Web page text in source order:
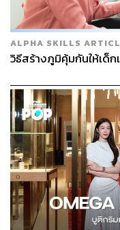
ALPHA SKILLS
วิธีสร้างภูมิคุ้มกันให้เด็